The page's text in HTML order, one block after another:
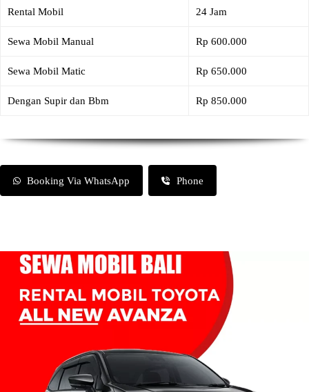
Rental Mobil 24 Jam
Sewa Mobil Manual Rp 600.000
Sewa Mobil Matic Rp 650.000
Dengan Supir dan Bbm Rp 850.000
Booking Via WhatsApp Phone